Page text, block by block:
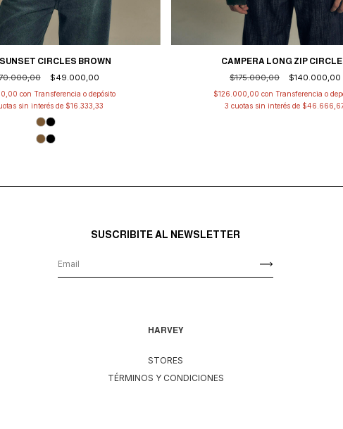
CIRCLES BROWN
$49.000,00
con Transferencia o depósito
sin interés de $16.333,33
CAMPERA LONG ZIP
$175.000,00
$140.000,00
$126.000,00 con Transferencia o
3 cuotas sin interés de
SUSCRIBITE AL NEWSLETTER
HARVEY
STORES
TÉRMINOS Y CONDICIONES